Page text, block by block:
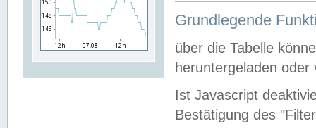
Grundlegende
über die Tabelle
heruntergeladen oder
Ist Javascript
Bestätigung des